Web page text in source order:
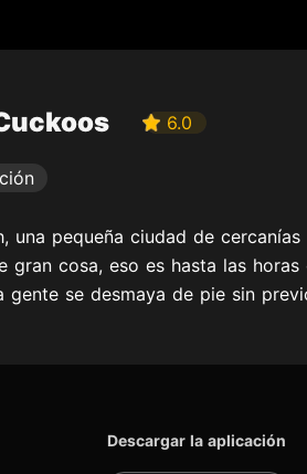
6.0
una pequeña ciudad de
gran cosa, eso es hasta las
gente se desmaya de pie sin
Descargar la aplicación